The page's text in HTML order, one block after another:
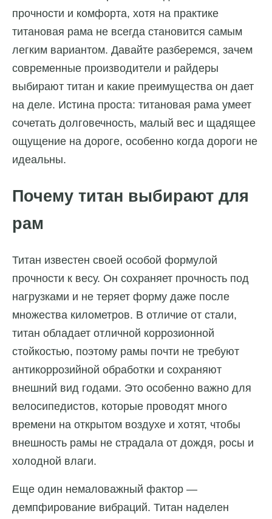
прочности и комфорта, хотя на практике
титановая рама не всегда становится самым
легким вариантом. Давайте разберемся, зачем
современные производители и райдеры
выбирают титан и какие преимущества он дает
на деле. Истина проста: титановая рама умеет
сочетать долговечность, малый вес и щадящее
ощущение на дороге, особенно когда дороги не
идеальны.
Почему титан выбирают для
рам
Титан известен своей особой формулой
прочности к весу. Он сохраняет прочность под
нагрузками и не теряет форму даже после
множества километров. В отличие от стали,
титан обладает отличной коррозионной
стойкостью, поэтому рамы почти не требуют
антикоррозийной обработки и сохраняют
внешний вид годами. Это особенно важно для
велосипедистов, которые проводят много
времени на открытом воздухе и хотят, чтобы
внешность рамы не страдала от дождя, росы и
холодной влаги.
Еще один немаловажный фактор —
демпфирование вибраций. Титан наделен